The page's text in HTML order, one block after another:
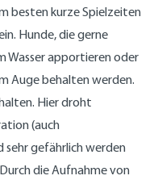
besten kurze Spielzeiten
Hunde, die gerne
Wasser apportieren oder
Auge behalten werden.
Hier droht
(auch
sehr gefährlich werden
die Aufnahme von